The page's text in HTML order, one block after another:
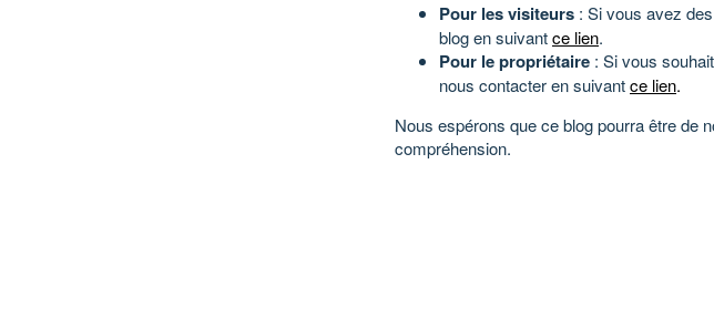
Pour les visiteurs : Si vous avez
blog en suivantce lien.
Pour le propriétaire : Si vous
nous contacter en suivantce lien.
Nous espérons que ce blog pourra être de
compréhension.